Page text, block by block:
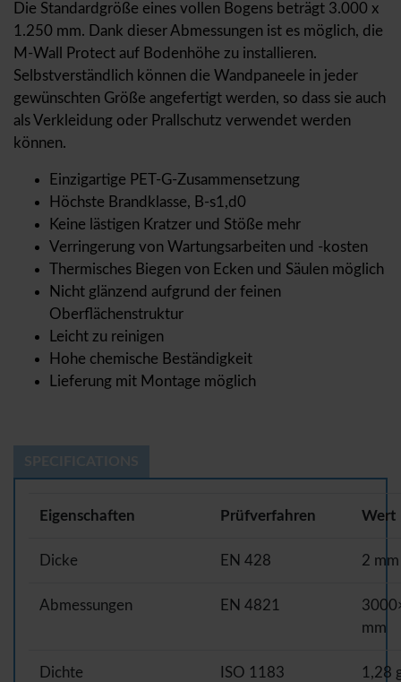
Die Standardgröße eines vollen Bogens beträgt 3.000 x
1.250 mm. Dank dieser Abmessungen ist es möglich, die
M-Wall Protect auf Bodenhöhe zu installieren.
Selbstverständlich können die Wandpaneele in jeder
gewünschten Größe angefertigt werden, so dass sie auch
als Verkleidung oder Prallschutz verwendet werden
können.
Einzigartige PET-G-Zusammensetzung
Höchste Brandklasse, B-s1,d0
Keine lästigen Kratzer und Stöße mehr
Verringerung von Wartungsarbeiten und -kosten
Thermisches Biegen von Ecken und Säulen möglich
Nicht glänzend aufgrund der feinen
Oberflächenstruktur
Leicht zu reinigen
Hohe chemische Beständigkeit
Lieferung mit Montage möglich
Eigenschaften Prüfverfahren Wert
Dicke EN 428 2 mm
Abmessungen EN 4821
mm
Dichte ISO 1183 1,28